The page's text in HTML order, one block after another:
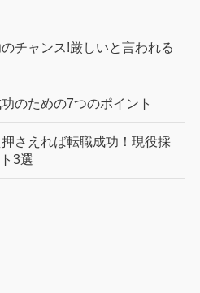
チャンス!厳しいと言われる
のための7つのポイント
さえれば転職成功！現役採
3選